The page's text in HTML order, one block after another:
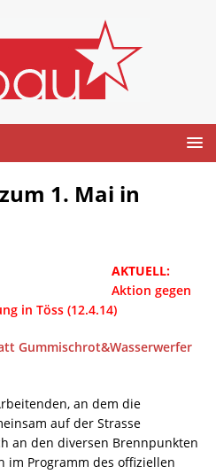
1. Mai in
AKTUELL:
Aktion gegen
in Töss (12.4.14)
Gummischrot&Wasserwerfer
an dem die
auf der Strasse
an den diversen Brennpunkten
im Programm des offiziellen